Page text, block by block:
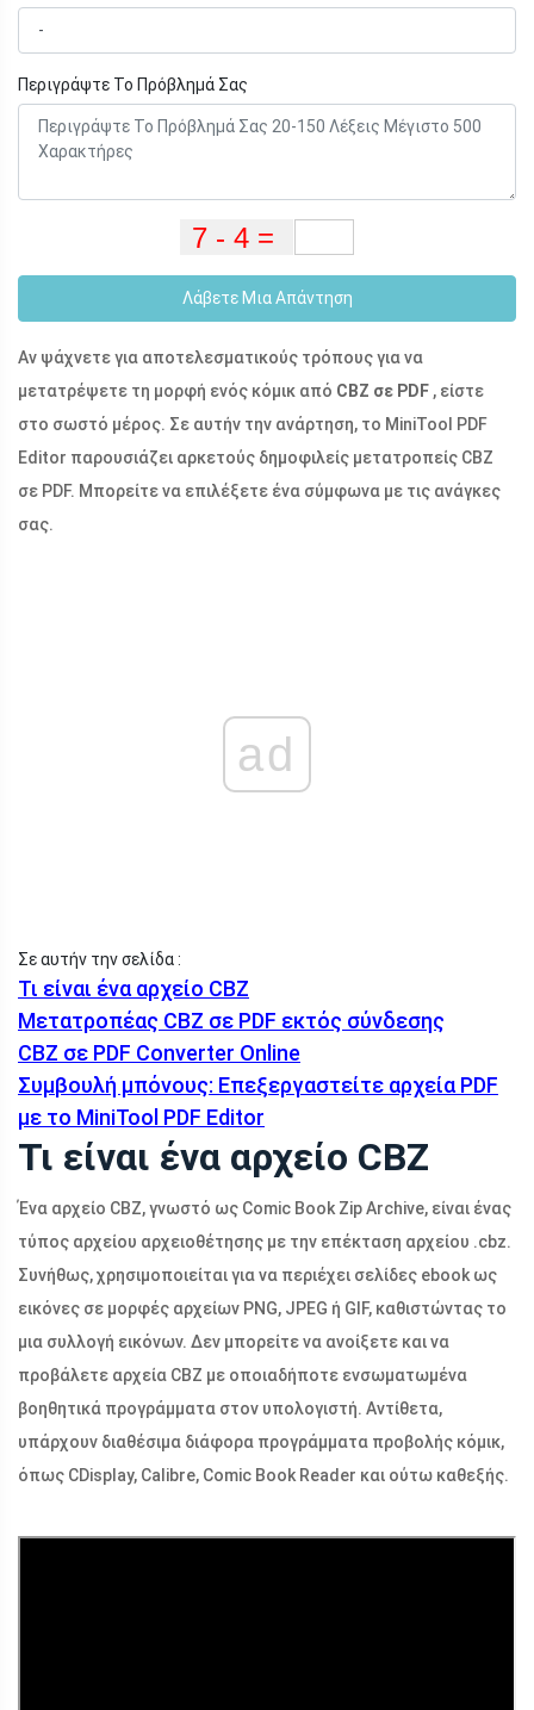
Περιγράψτε Το Πρόβλημά Σας
Λάβετε Μια Απάντηση
Αν ψάχνετε για αποτελεσματικούς τρόπους για να
μετατρέψετε τη μορφή ενός κόμικ από CBZ σε PDF , είστε
στο σωστό μέρος. Σε αυτήν την ανάρτηση, το MiniTool PDF
Editor παρουσιάζει αρκετούς δημοφιλείς μετατροπείς CBZ
σε PDF. Μπορείτε να επιλέξετε ένα σύμφωνα με τις ανάγκες
σας.
ad
Σε αυτήν την σελίδα :
Τι είναι ένα αρχείο CBZ
Μετατροπέας CBZ σε PDF εκτός σύνδεσης
CBZ σε PDF Converter Online
Συμβουλή μπόνους: Επεξεργαστείτε αρχεία PDF
με το MiniTool PDF Editor
Τι είναι ένα αρχείο CBZ
Ένα αρχείο CBZ, γνωστό ως Comic Book Zip Archive, είναι ένας
τύπος αρχείου αρχειοθέτησης με την επέκταση αρχείου .cbz.
Συνήθως, χρησιμοποιείται για να περιέχει σελίδες ebook ως
εικόνες σε μορφές αρχείων PNG, JPEG ή GIF, καθιστώντας το
μια συλλογή εικόνων. Δεν μπορείτε να ανοίξετε και να
προβάλετε αρχεία CBZ με οποιαδήποτε ενσωματωμένα
βοηθητικά προγράμματα στον υπολογιστή. Αντίθετα,
υπάρχουν διαθέσιμα διάφορα προγράμματα προβολής κόμικ,
όπως CDisplay, Calibre, Comic Book Reader και ούτω καθεξής.